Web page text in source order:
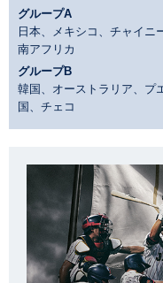
グループA
日本、メキシコ、チャイニ
南アフリカ
グループB
韓国、オーストラリア、プ
国、チェコ